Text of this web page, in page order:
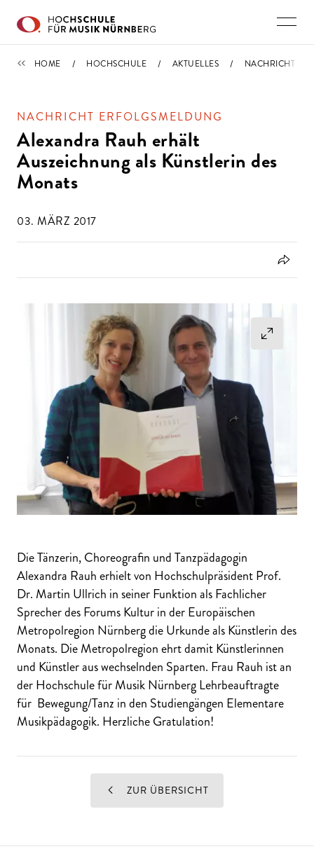
IMPORTIERT
HOME HOCHSCHULE AKTUELLES NACHRICHT
NACHRICHT ERFOLGSMELDUNG
Alexandra Rauh erhält
Auszeichnung als Künstlerin des
Monats
03. MÄRZ 2017
Die Tänzerin, Choreografin und Tanzpädagogin
Alexandra Rauh erhielt von Hochschulpräsident Prof.
Dr. Martin Ullrich in seiner Funktion als Fachlicher
Sprecher des Forums Kultur in der Europäischen
Metropolregion Nürnberg die Urkunde als Künstlerin des
Monats. Die Metropolregion ehrt damit Künstlerinnen
und Künstler aus wechselnden Sparten. Frau Rauh ist an
der Hochschule für Musik Nürnberg Lehrbeauftragte
für Bewegung/Tanz in den Studiengängen Elementare
Musikpädagogik. Herzliche Gratulation!
ZUR ÜBERSICHT